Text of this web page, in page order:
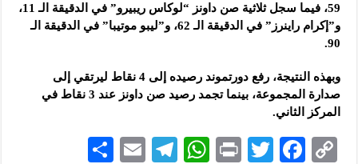
59، فيما سجل ثلاثية صن داونز “لوكاس ريبيرو” في الدقيقة الـ 11،
و”إكرام راينرز” في الدقيقة الـ 62، و”ليبو موتيبا” في الدقيقة الـ
90.
وبهذه النتيجة، رفع دورتموند رصيده إلى 4 نقاط ليرتقي إلى
صدارة المجموعة، بينما تجمد رصيد صن داونز عند 3 نقاط في
المركز الثاني.
C
F
T
P
W
Te
E